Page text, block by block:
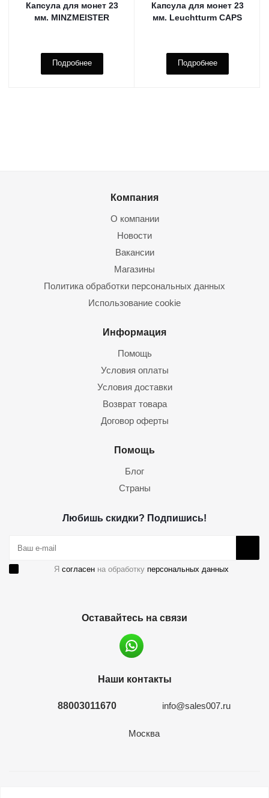
Капсула для монет 23
мм. MINZMEISTER
Подробнее
Капсула для монет 23
мм. Leuchtturm CAPS
Подробнее
Компания
О компании
Новости
Вакансии
Магазины
Политика обработки персональных данных
Использование cookie
Информация
Помощь
Условия оплаты
Условия доставки
Возврат товара
Договор оферты
Помощь
Блог
Страны
Любишь скидки? Подпишись!
Я согласен на обработку персональных данных
Оставайтесь на связи
Наши контакты
88003011670 info@sales007.ru
Москва